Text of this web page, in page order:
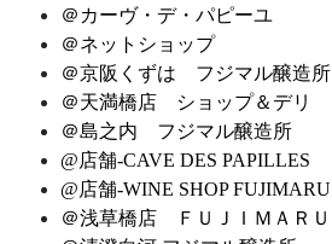
＠カーヴ・デ・パピーユ
＠ネットショップ
＠京阪くずは フジマル醸造所
＠天満橋店 ショップ＆デリ
＠島之内 フジマル醸造所
@店舗-CAVE DES PAPILLES
@店舗-WINE SHOP FUJIMARU
＠浅草橋店 ＦＵＪＩＭＡＲＵ